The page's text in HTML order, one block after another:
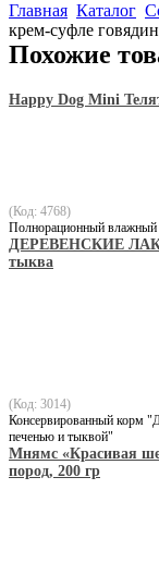
Главная Каталог
крем-суфле
Похожие
Happy Dog Mini
(Код: 4768)
Полнорационный влажный
ДЕРЕВЕНСКИЕ
тыква
(Код: 3014)
Консервированный корм
печенью и тыквой"
Мнямс «Красивая
пород, 200 гр